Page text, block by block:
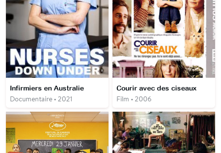
Infirmiers en Australie
Documentaire • 2021
Courir avec des ciseaux
Film • 2006